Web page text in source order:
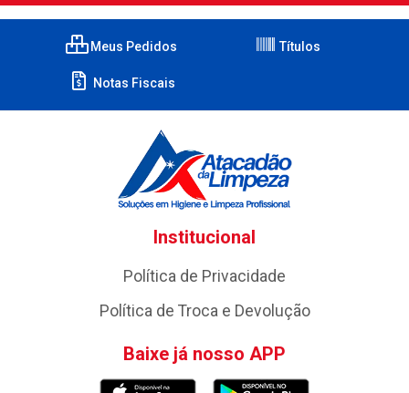
Meus Pedidos Títulos
Notas Fiscais
Institucional
Política de Privacidade
Política de Troca e Devolução
Baixe já nosso APP